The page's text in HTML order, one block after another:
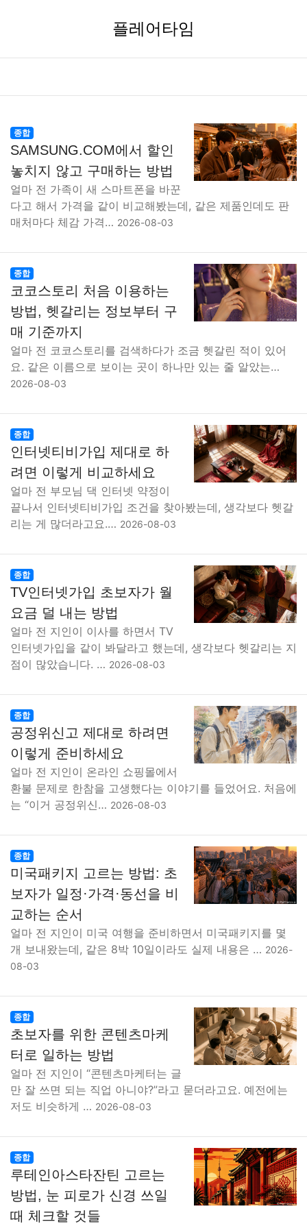
플레어타임
종합
SAMSUNG.COM에서 할인
놓치지 않고 구매하는 방법
얼마 전 가족이 새 스마트폰을 바꾼
다고 해서 가격을 같이 비교해봤는데, 같은 제품인데도 판
매처마다 체감 가격… 2026-08-03
종합
코코스토리 처음 이용하는
방법, 헷갈리는 정보부터 구
매 기준까지
얼마 전 코코스토리를 검색하다가 조금 헷갈린 적이 있어
요. 같은 이름으로 보이는 곳이 하나만 있는 줄 알았는…
2026-08-03
종합
인터넷티비가입 제대로 하
려면 이렇게 비교하세요
얼마 전 부모님 댁 인터넷 약정이
끝나서 인터넷티비가입 조건을 찾아봤는데, 생각보다 헷갈
리는 게 많더라고요.… 2026-08-03
종합
TV인터넷가입 초보자가 월
요금 덜 내는 방법
얼마 전 지인이 이사를 하면서 TV
인터넷가입을 같이 봐달라고 했는데, 생각보다 헷갈리는 지
점이 많았습니다. … 2026-08-03
종합
공정위신고 제대로 하려면
이렇게 준비하세요
얼마 전 지인이 온라인 쇼핑몰에서
환불 문제로 한참을 고생했다는 이야기를 들었어요. 처음에
는 “이거 공정위신… 2026-08-03
종합
미국패키지 고르는 방법: 초
보자가 일정·가격·동선을 비
교하는 순서
얼마 전 지인이 미국 여행을 준비하면서 미국패키지를 몇
개 보내왔는데, 같은 8박 10일이라도 실제 내용은 … 2026-
08-03
종합
초보자를 위한 콘텐츠마케
터로 일하는 방법
얼마 전 지인이 “콘텐츠마케터는 글
만 잘 쓰면 되는 직업 아니야?”라고 묻더라고요. 예전에는
저도 비슷하게 … 2026-08-03
종합
루테인아스타잔틴 고르는
방법, 눈 피로가 신경 쓰일
때 체크할 것들